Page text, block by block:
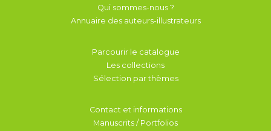
Qui sommes-nous ?
Annuaire des auteurs-illustrateurs
Parcourir le catalogue
Les collections
Sélection par thèmes
Contact et informations
Manuscrits / Portfolios